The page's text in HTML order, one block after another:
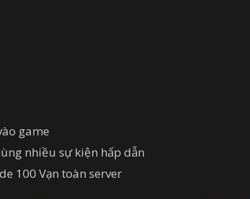
game
nhiều sự kiện hấp dẫn
100 Vạn toàn server